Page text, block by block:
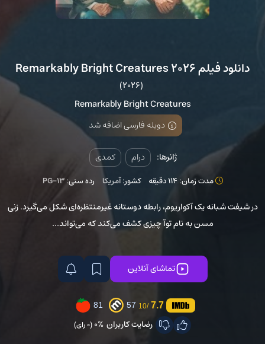
دانلود فیلم Remarkably Bright Creatures 2026
(2026)
Remarkably Bright Creatures
دوبله فارسی اضافه شد
ژانرها: درام کمدی
مدت زمان: 114 دقیقه کشور:آمریکا رده سنی:PG-13
در شیفت شبانه یک آکواریوم، رابطه دوستانه غیرمنتظره‌ای شکل می‌گیرد. زنی
مسن به نام توآ چیزی کشف می‌کند که می‌تواند...
تماشای آنلاین
7.7
/10
57
81
رضایت کاربران 0%(0 رای)